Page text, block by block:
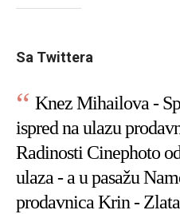
Sa Twittera
Knez Mihailova -
ispred na ulazu
Radinosti Cinephoto
ulaza - a u pasažu
prodavnica Krin -